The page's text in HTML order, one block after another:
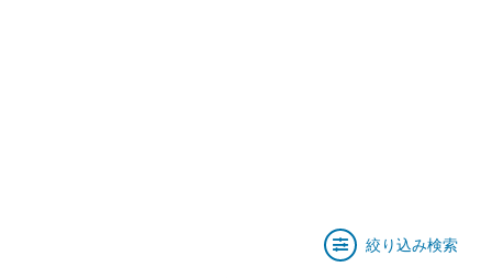
絞り込み検索